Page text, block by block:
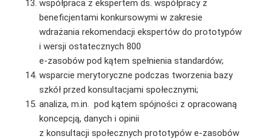
współpraca z ekspertem ds. współpracy z
beneficjentami konkursowymi w zakresie
wdrażania rekomendacji ekspertów do prototypów
i wersji ostatecznych 800
e-zasobów pod kątem spełnienia standardów;
wsparcie merytoryczne podczas tworzenia bazy
szkół przed konsultacjami społecznymi;
analiza, m.in. pod kątem spójności z opracowaną
koncepcją, danych i opinii
z konsultacji społecznych prototypów e-zasobów